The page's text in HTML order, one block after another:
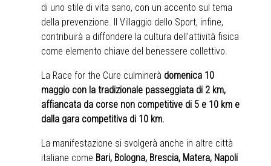
di uno stile di vita sano, con un accento sul tema
della prevenzione. Il Villaggio dello Sport, infine,
contribuirà a diffondere la cultura dell’attività fisica
come elemento chiave del benessere collettivo.
La Race for the Cure culminerà domenica 10
maggio con la tradizionale passeggiata di 2 km,
affiancata da corse non competitive di 5 e 10 km e
dalla gara competitiva di 10 km.
La manifestazione si svolgerà anche in altre città
italiane come Bari, Bologna, Brescia, Matera, Napoli